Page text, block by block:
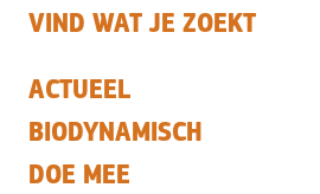
VIND WAT JE ZOEKT
ACTUEEL
BIODYNAMISCH
DOE MEE